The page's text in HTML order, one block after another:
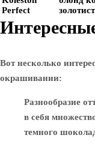
Perfect
Вот несколько
окрашивании:
Разнообразие
в себя
темного